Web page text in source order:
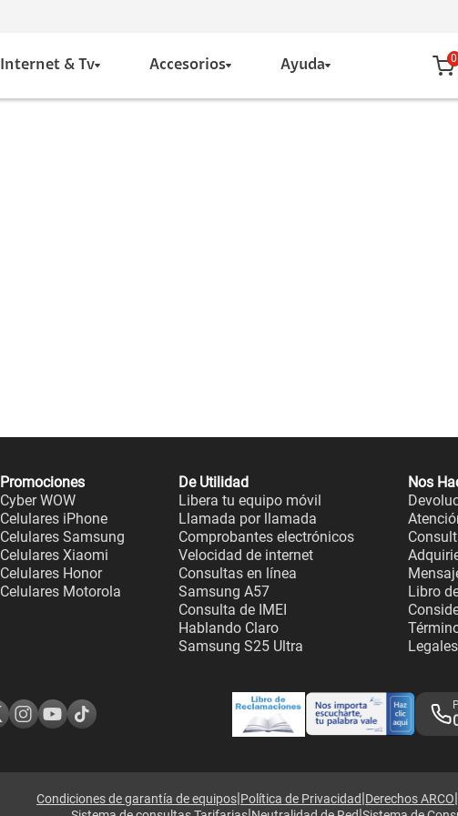
Internet & Tv Accesorios Ayuda 0
Promociones
Cyber WOW
Celulares iPhone
Celulares Samsung
Celulares Xiaomi
Celulares Honor
Celulares Motorola
De Utilidad
Libera tu equipo móvil
Llamada por llamada
Comprobantes electrónicos
Velocidad de internet
Consultas en línea
Samsung A57
Consulta de IMEI
Hablando Claro
Samsung S25 Ultra
Nos
Libro
Condiciones de garantía de equipos|Política de Privacidad|Derechos ARCO|